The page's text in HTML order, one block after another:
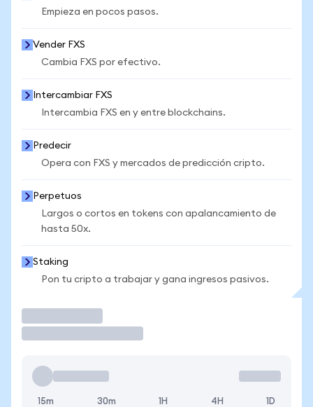
Empieza en pocos pasos.
Vender FXS
Cambia FXS por efectivo.
Intercambiar FXS
Intercambia FXS en y entre blockchains.
Predecir
Opera con FXS y mercados de predicción cripto.
Perpetuos
Largos o cortos en tokens con apalancamiento de
hasta 50x.
Staking
Pon tu cripto a trabajar y gana ingresos pasivos.
15m 30m 1H 4H 1D